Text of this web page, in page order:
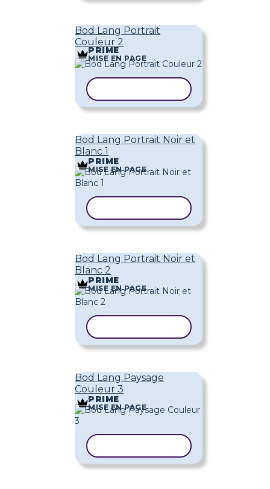
Bod Lang Portrait
Couleur 2
PRIME
MISE EN PAGE
Bod Lang Portrait Noir et
Blanc 1
PRIME
MISE EN PAGE
Bod Lang Portrait Noir et
Blanc 2
PRIME
MISE EN PAGE
Bod Lang Paysage
Couleur 3
PRIME
MISE EN PAGE